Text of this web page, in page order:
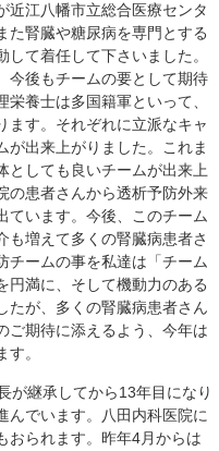
江八幡市立総合医療センタ
た腎臓や糖尿病を専門とする
て着任して下さいました。
今後もチームの要として期待
養士は多国籍軍といって、
ます。それぞれに立派なキャ
が出来上がりました。これま
としても良いチームが出来上
の患者さんから透析予防外来
ています。今後、このチーム
も増えて多くの腎臓病患者さ
チームの事を私達は「チーム
円満に、そして機動力のある
たが、多くの腎臓病患者さん
ご期待に添えるよう、今年は
。
が継承してから13年目になり
んでいます。八田内科医院に
おられます。昨年4月からは